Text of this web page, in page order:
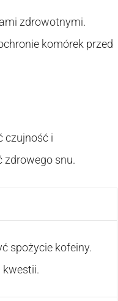
zdrowotnymi.
komórek przed
czujność i
zdrowego snu.
spożycie kofeiny.
kwestii.